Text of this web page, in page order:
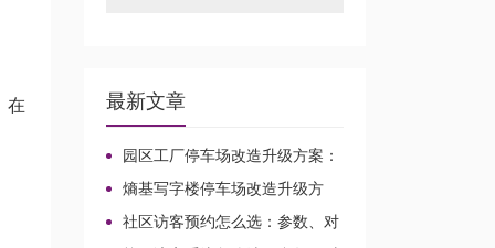
在 最新文章
园区工厂停车场改造升级方案：
车牌识别选型、报价与对接路径
熵基写字楼停车场改造升级方
案：园区与校园车行出入口整合路
社区访客预约怎么选：参数、对
接与调试判断